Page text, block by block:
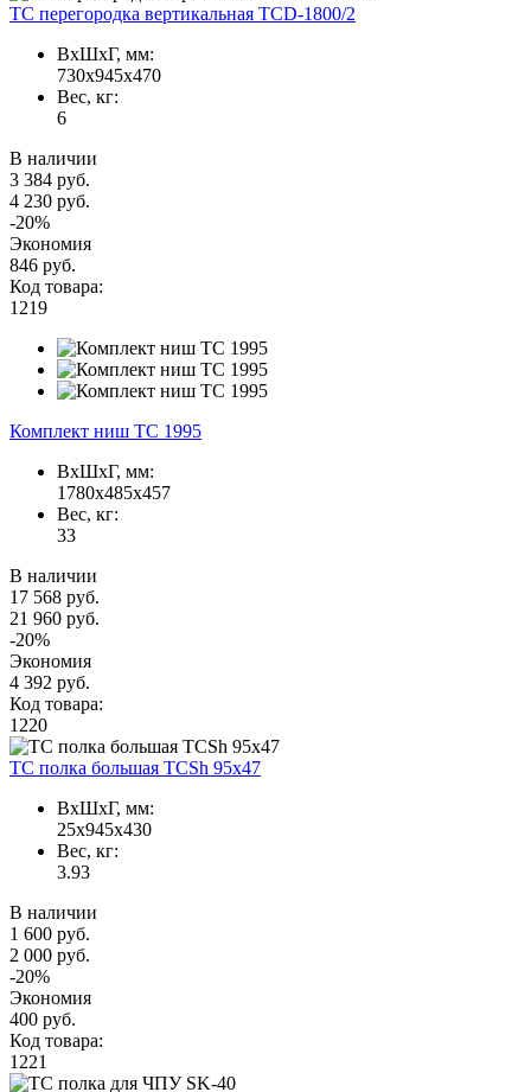
TC перегородка вертикальная TCD-1800/2
ВxШxГ, мм:
730x945x470
Вес, кг:
6
В наличии
3 384 руб.
4 230 руб.
-20%
Экономия
846 руб.
Код товара:
1219
Комплект ниш TC 1995
ВxШxГ, мм:
1780x485x457
Вес, кг:
33
В наличии
17 568 руб.
21 960 руб.
-20%
Экономия
4 392 руб.
Код товара:
1220
TC полка большая TCSh 95х47
ВxШxГ, мм:
25x945x430
Вес, кг:
3.93
В наличии
1 600 руб.
2 000 руб.
-20%
Экономия
400 руб.
Код товара:
1221